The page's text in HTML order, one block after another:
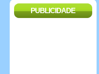
PUBLICIDADE